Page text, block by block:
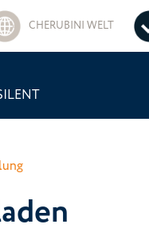
CHERUBINI WELT